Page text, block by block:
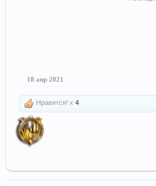
18 апр 2021
Нравится! x 4